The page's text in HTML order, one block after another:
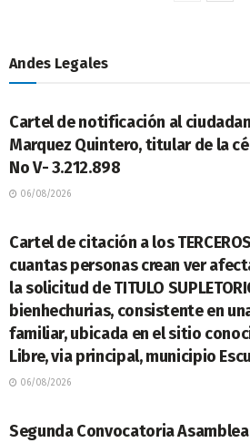
Andes Legales
LEGALES
Cartel de notificación al
Marquez Quintero, titular de la
No V- 3.212.898
06/08/2026
Cartel de citación a los
cuantas personas crean ver
la solicitud de TITULO
bienhechurias, consistente en
familiar, ubicada en el sitio
Libre, via principal, municipio
06/08/2026
Segunda Convocatoria